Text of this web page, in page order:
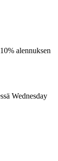
alennuksen
Wednesday